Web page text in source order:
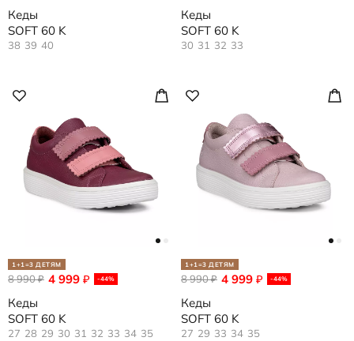
Кеды
SOFT 60 K
38 39 40
Кеды
SOFT 60 K
30 31 32 33
1+1=3 ДЕТЯМ
4 999 ₽ -44%
8 990₽
Кеды
SOFT 60 K
27 28 29 30 31 32 33 34 35
1+1=3 ДЕТЯМ
4 999 ₽ -44%
8 990₽
Кеды
SOFT 60 K
27 29 33 34 35